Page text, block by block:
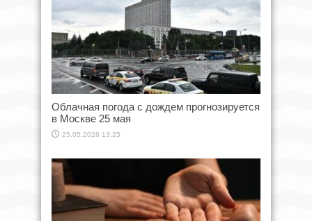
Облачная погода с дождем прогнозируется
в Москве 25 мая
25.05.2026 13:25